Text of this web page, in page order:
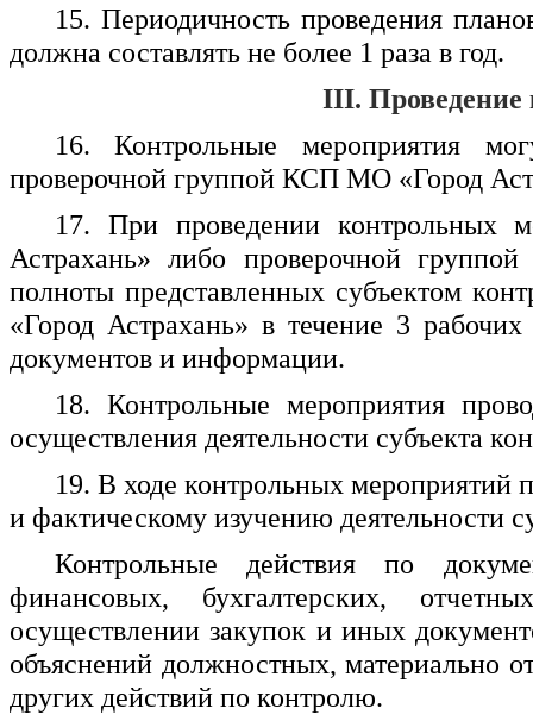
15. Периодичность проведения
должна составлять не более 1 раза в год.
III. Проведение
16. Контрольные мероприятия
проверочной группой КСП МО «Город
17. При проведении
Астрахань» либо проверочной
полноты представленных субъектом
«Город Астрахань» в течение 3
документов и информации.
18. Контрольные мероприятия
осуществления деятельности субъекта
19. В ходе контрольных мероприятий
и фактическому изучению деятельности
Контрольные действия по
финансовых, бухгалтерских,
осуществлении закупок и иных
объяснений должностных, материально
других действий по контролю.